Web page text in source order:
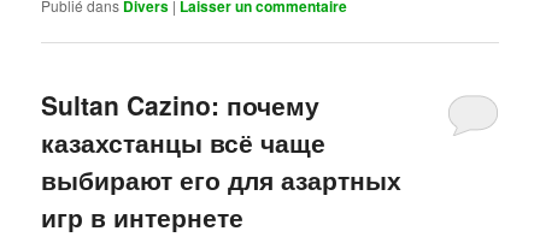
Publié dans Divers | Laisser un commentaire
Sultan Cazino: почему
казахстанцы всё чаще
выбирают его для азартных
игр в интернете